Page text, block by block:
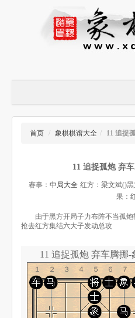
大师对局
象棋小游戏
首页 / 象棋棋谱大全 / 11 追捉
11 追捉孤炮 弃
赛事： 中局大全 红方：梁文斌()
果：
由于黑方开局子力布阵不当孤
抢去红方集结六大子发动总攻
11 追捉孤炮 弃车腾挪-
１２３４５６